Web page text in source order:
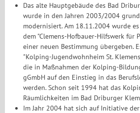
Das alte Hauptgebäude des Bad
wurde in den Jahren 2003/2004
modernisiert. Am 18.11.2004 wurde
dem "Clemens-Hofbauer-Hilfswerk für
einer neuen Bestimmung übergeben.
"Kolping-Jugendwohnheim St.
die in Maßnahmen der Kolping-
gGmbH auf den Einstieg in das
werden. Schon seit 1994 hat das
Räumlichkeiten im Bad Driburger
Im Jahr 2004 hat sich auf Initiative